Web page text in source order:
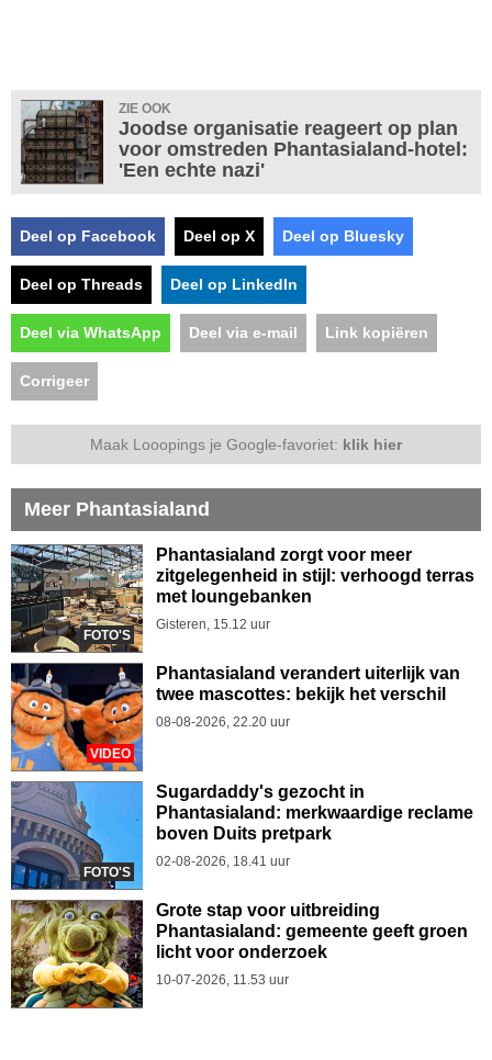
ZIE OOK
Joodse organisatie reageert op plan
voor omstreden Phantasialand-hotel:
'Een echte nazi'
Deel op Facebook Deel op X Deel op Bluesky
Deel op Threads Deel op LinkedIn
Deel via WhatsApp Deel via e-mail Link kopiëren
Corrigeer
Maak Looopings je Google-favoriet: klik hier
Meer Phantasialand
FOTO'S
Phantasialand zorgt voor meer
zitgelegenheid in stijl: verhoogd terras
met loungebanken
Gisteren, 15.12 uur
VIDEO
Phantasialand verandert uiterlijk van
twee mascottes: bekijk het verschil
08-08-2026, 22.20 uur
FOTO'S
Sugardaddy's gezocht in
Phantasialand: merkwaardige reclame
boven Duits pretpark
02-08-2026, 18.41 uur
Grote stap voor uitbreiding
Phantasialand: gemeente geeft groen
licht voor onderzoek
10-07-2026, 11.53 uur